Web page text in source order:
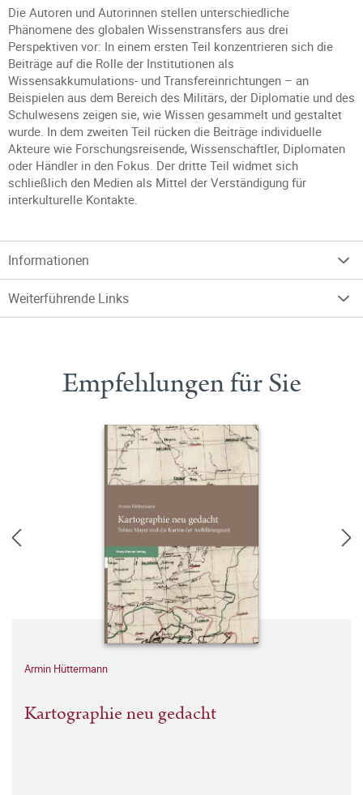
Die Autoren und Autorinnen stellen unterschiedliche
Phänomene des globalen Wissenstransfers aus drei
Perspektiven vor: In einem ersten Teil konzentrieren sich die
Beiträge auf die Rolle der Institutionen als
Wissensakkumulations- und Transfereinrichtungen – an
Beispielen aus dem Bereich des Militärs, der Diplomatie und des
Schulwesens zeigen sie, wie Wissen gesammelt und gestaltet
wurde. In dem zweiten Teil rücken die Beiträge individuelle
Akteure wie Forschungsreisende, Wissenschaftler, Diplomaten
oder Händler in den Fokus. Der dritte Teil widmet sich
schließlich den Medien als Mittel der Verständigung für
interkulturelle Kontakte.
Informationen
Weiterführende Links
Empfehlungen für Sie
Armin Hüttermann
Kartographie neu gedacht